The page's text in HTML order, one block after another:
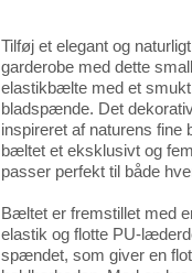
Tilføj et elegant og
garderobe med dette
elastikbælte med et
bladspænde. Det
inspireret af naturens fine
bæltet et eksklusivt og
passer perfekt til både
Bæltet er fremstillet med
elastik og flotte PU-
spændet, som giver en